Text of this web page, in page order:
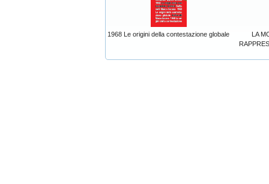
1968 Le origini della contestazione globale
LA